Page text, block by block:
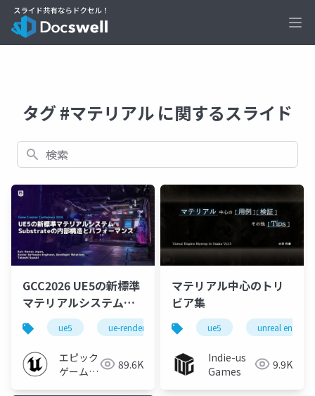
タグ #マテリアル に関するスライド
検索
GCC2026 UE5の新標準
マテリアルシステム
Substrateの内部構造
とパフォーマンス
ue5 ue-rendering substrate
エピック
ゲームズ
89.6K
マテリアル中心のトリ
ビア集
ue5 unreal engine
Indie-us
Games
9.9K